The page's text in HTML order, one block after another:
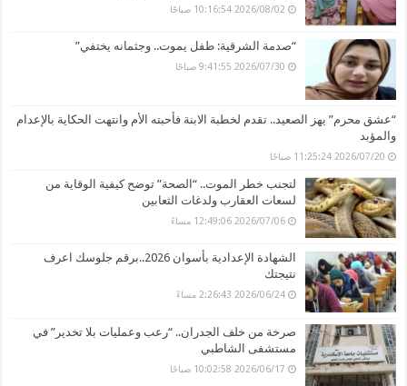
2026/08/02 10:16:54 صباحًا
“صدمة الشرقية: طفل يموت.. وجثمانه يختفي”
2026/07/30 9:41:55 صباحًا
“عشق محرم” يهز الصعيد.. تقدم لخطبة الابنة فأحبته الأم وانتهت الحكاية بالإعدام
والمؤبد
2026/07/20 11:25:24 صباحًا
لتجنب خطر الموت.. “الصحة” توضح كيفية الوقاية من
لسعات العقارب ولدغات الثعابين
2026/07/06 12:49:06 مساءً
الشهادة الإعدادية بأسوان 2026..برقم جلوسك اعرف
نتيجتك
2026/06/24 2:26:43 مساءً
صرخة من خلف الجدران.. “رعب وعمليات بلا تخدير” في
مستشفى الشاطبي
2026/06/17 10:02:58 صباحًا